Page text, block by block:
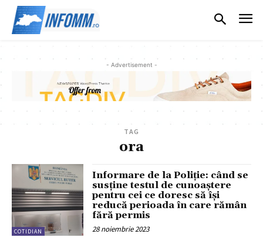
- Advertisement -
TAG
ora
COTIDIAN
Informare de la Poliție: când se
susține testul de cunoaștere
pentru cei ce doresc să își
reducă perioada în care rămân
fără permis
28 noiembrie 2023